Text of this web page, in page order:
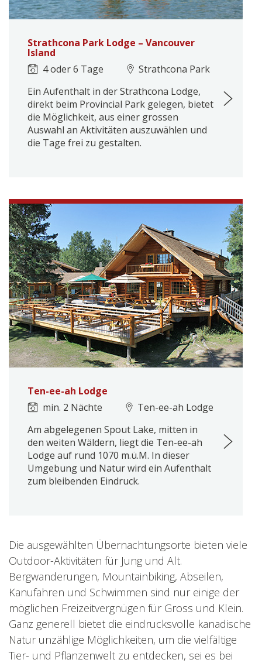
Strathcona Park Lodge – Vancouver
Island
4 oder 6 Tage
Strathcona Park
Ein Aufenthalt in der Strathcona Lodge,
direkt beim Provincial Park gelegen, bietet
die Möglichkeit, aus einer grossen
Auswahl an Aktivitäten auszuwählen und
die Tage frei zu gestalten.
Ten-ee-ah Lodge
min. 2 Nächte
Ten-ee-ah Lodge
Am abgelegenen Spout Lake, mitten in
den weiten Wäldern, liegt die Ten-ee-ah
Lodge auf rund 1070 m.ü.M. In dieser
Umgebung und Natur wird ein Aufenthalt
zum bleibenden Eindruck.
Die ausgewählten Übernachtungsorte bieten viele
Outdoor-Aktivitäten für Jung und Alt.
Bergwanderungen, Mountainbiking, Abseilen,
Kanufahren und Schwimmen sind nur einige der
möglichen Freizeitvergnügen für Gross und Klein.
Ganz generell bietet die eindrucksvolle kanadische
Natur unzählige Möglichkeiten, um die vielfältige
Tier- und Pflanzenwelt zu entdecken, sei es bei